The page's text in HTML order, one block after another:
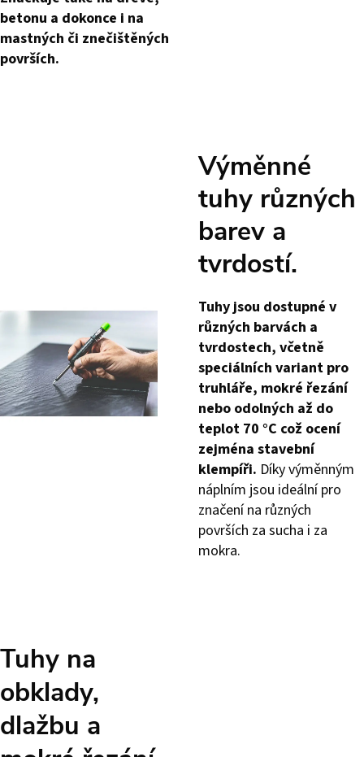
betonu a dokonce i na
mastných či znečištěných
površích.
Výměnné
tuhy různých
barev a
tvrdostí.
Tuhy jsou dostupné v
různých barvách a
tvrdostech, včetně
speciálních variant pro
truhláře, mokré řezání
nebo odolných až do
teplot 70 °C což ocení
zejména stavební
klempíři. Díky výměnným
náplním jsou ideální pro
značení na různých
površích za sucha i za
mokra.
Tuhy na
obklady,
dlažbu a